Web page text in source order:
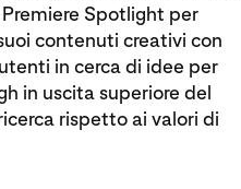
Spotlight per
contenuti creativi con
in cerca di idee per
in uscita superiore del
rispetto ai valori di